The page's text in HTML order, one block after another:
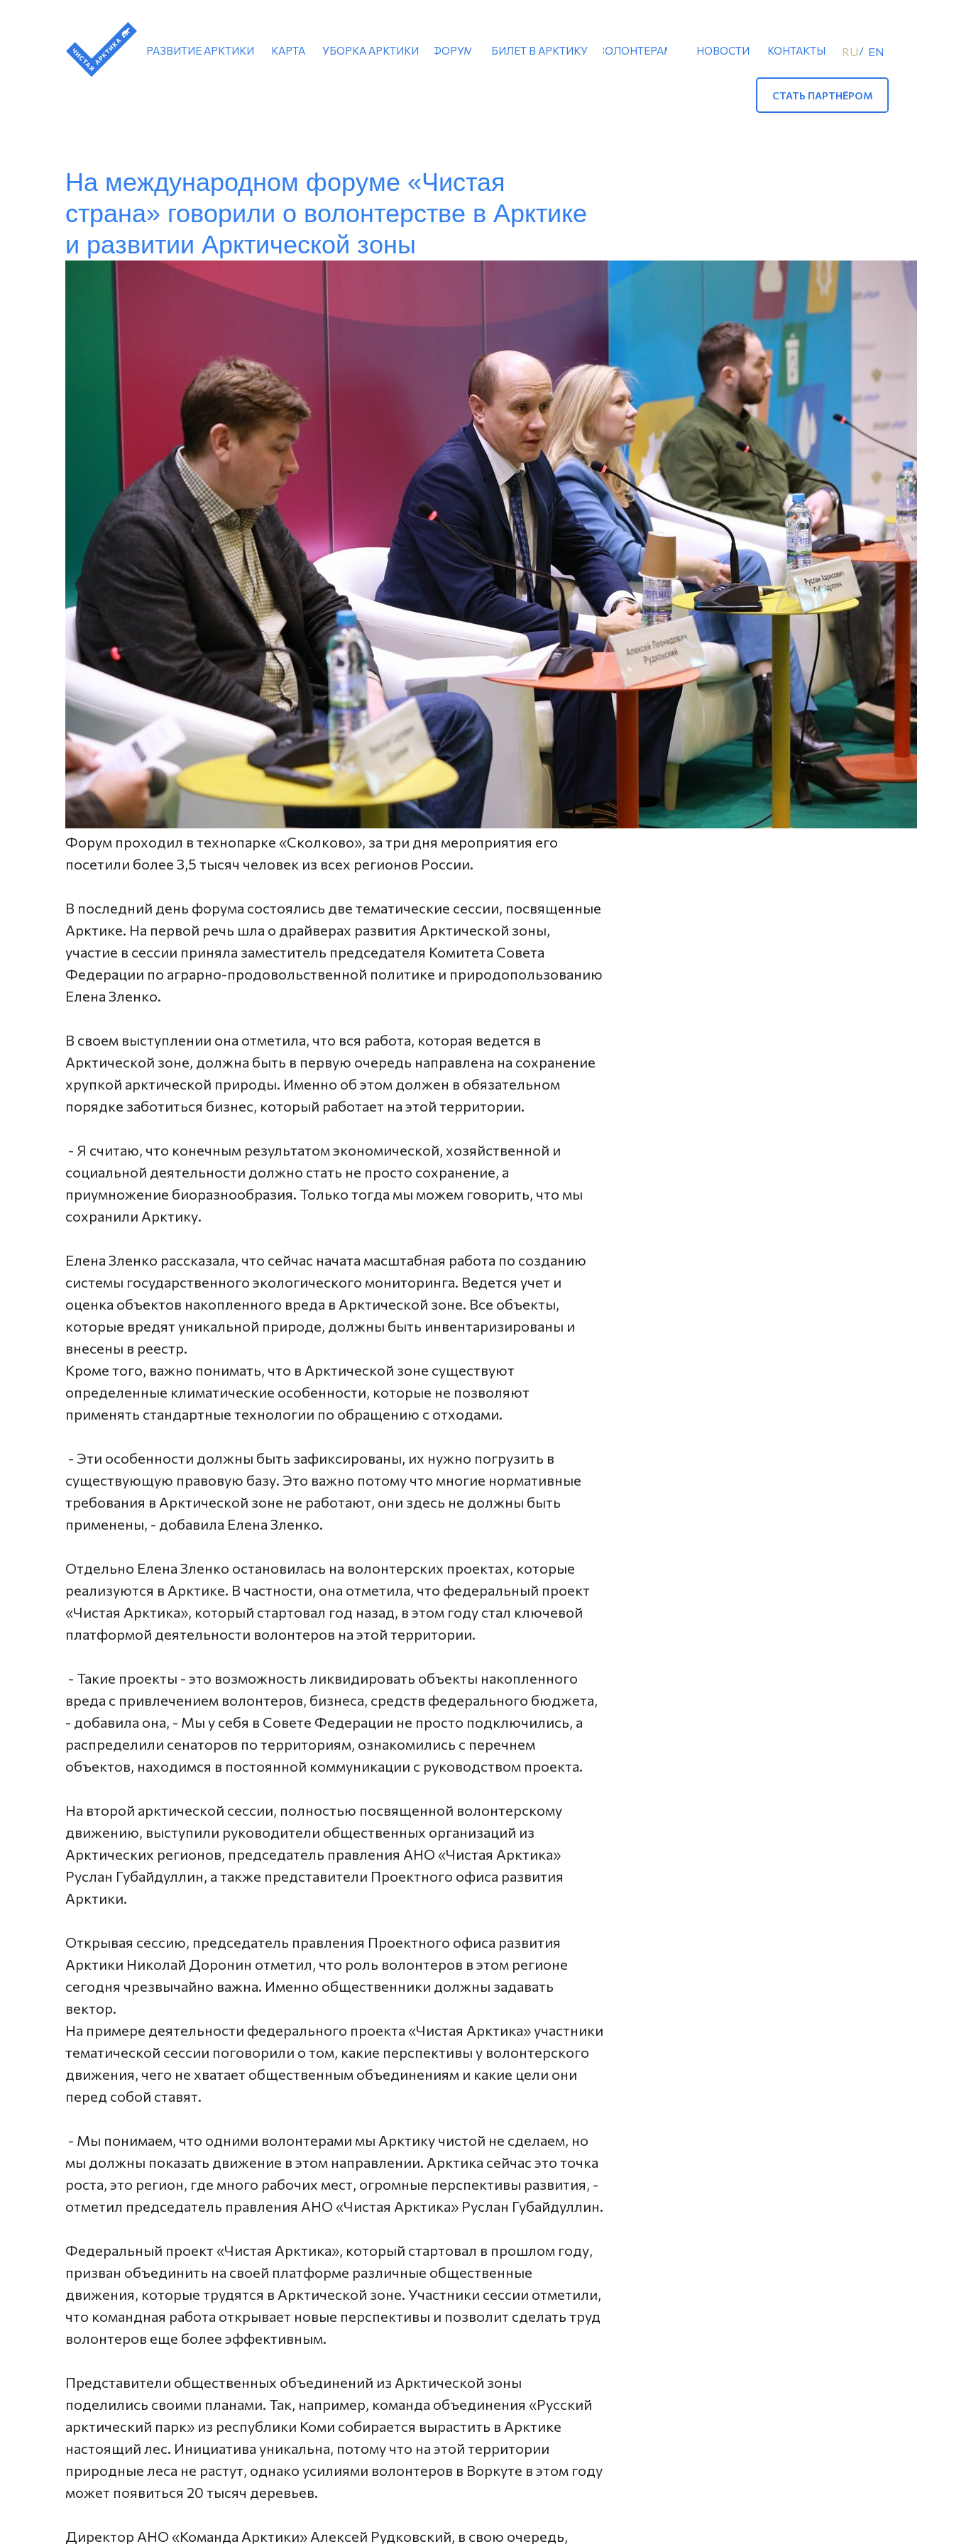
СТАТЬ ПАРТНЁРОМ
УБОРКА АРКТИКИ
РАЗВИТИЕ АРКТИКИ КАРТА ВОЛОНТЕРАМ RU EN
/
НОВОСТИ КОНТАКТЫ
ФОРУМ БИЛЕТ В АРКТИКУ
На международном форуме «Чистая
страна» говорили о волонтерстве в Арктике
и развитии Арктической зоны
Форум проходил в технопарке «Сколково», за три дня мероприятия его
посетили более 3,5 тысяч человек из всех регионов России.
В последний день форума состоялись две тематические сессии, посвященные
Арктике. На первой речь шла о драйверах развития Арктической зоны,
участие в сессии приняла заместитель председателя Комитета Совета
Федерации по аграрно-продовольственной политике и природопользованию
Елена Зленко.
В своем выступлении она отметила, что вся работа, которая ведется в
Арктической зоне, должна быть в первую очередь направлена на сохранение
хрупкой арктической природы. Именно об этом должен в обязательном
порядке заботиться бизнес, который работает на этой территории.
- Я считаю, что конечным результатом экономической, хозяйственной и
социальной деятельности должно стать не просто сохранение, а
приумножение биоразнообразия. Только тогда мы можем говорить, что мы
сохранили Арктику.
Елена Зленко рассказала, что сейчас начата масштабная работа по созданию
системы государственного экологического мониторинга. Ведется учет и
оценка объектов накопленного вреда в Арктической зоне. Все объекты,
которые вредят уникальной природе, должны быть инвентаризированы и
внесены в реестр.
Кроме того, важно понимать, что в Арктической зоне существуют
определенные климатические особенности, которые не позволяют
применять стандартные технологии по обращению с отходами.
- Эти особенности должны быть зафиксированы, их нужно погрузить в
существующую правовую базу. Это важно потому что многие нормативные
требования в Арктической зоне не работают, они здесь не должны быть
применены, - добавила Елена Зленко.
Отдельно Елена Зленко остановилась на волонтерских проектах, которые
реализуются в Арктике. В частности, она отметила, что федеральный проект
«Чистая Арктика», который стартовал год назад, в этом году стал ключевой
платформой деятельности волонтеров на этой территории.
- Такие проекты - это возможность ликвидировать объекты накопленного
вреда с привлечением волонтеров, бизнеса, средств федерального бюджета,
- добавила она, - Мы у себя в Совете Федерации не просто подключились, а
распределили сенаторов по территориям, ознакомились с перечнем
объектов, находимся в постоянной коммуникации с руководством проекта.
На второй арктической сессии, полностью посвященной волонтерскому
движению, выступили руководители общественных организаций из
Арктических регионов, председатель правления АНО «Чистая Арктика»
Руслан Губайдуллин, а также представители Проектного офиса развития
Арктики.
Открывая сессию, председатель правления Проектного офиса развития
Арктики Николай Доронин отметил, что роль волонтеров в этом регионе
сегодня чрезвычайно важна. Именно общественники должны задавать
вектор.
На примере деятельности федерального проекта «Чистая Арктика» участники
тематической сессии поговорили о том, какие перспективы у волонтерского
движения, чего не хватает общественным объединениям и какие цели они
перед собой ставят.
- Мы понимаем, что одними волонтерами мы Арктику чистой не сделаем, но
мы должны показать движение в этом направлении. Арктика сейчас это точка
роста, это регион, где много рабочих мест, огромные перспективы развития, -
отметил председатель правления АНО «Чистая Арктика» Руслан Губайдуллин.
Федеральный проект «Чистая Арктика», который стартовал в прошлом году,
призван объединить на своей платформе различные общественные
движения, которые трудятся в Арктической зоне. Участники сессии отметили,
что командная работа открывает новые перспективы и позволит сделать труд
волонтеров еще более эффективным.
Представители общественных объединений из Арктической зоны
поделились своими планами. Так, например, команда объединения «Русский
арктический парк» из республики Коми собирается вырастить в Арктике
настоящий лес. Инициатива уникальна, потому что на этой территории
природные леса не растут, однако усилиями волонтеров в Воркуте в этом году
может появиться 20 тысяч деревьев.
Директор АНО «Команда Арктики» Алексей Рудковский, в свою очередь,